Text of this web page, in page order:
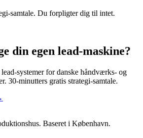
samtale. Du forpligter dig til intet.
din egen lead-maskine?
systemer for danske håndværks- og
30-minutters gratis strategi-samtale.
Baseret i København.